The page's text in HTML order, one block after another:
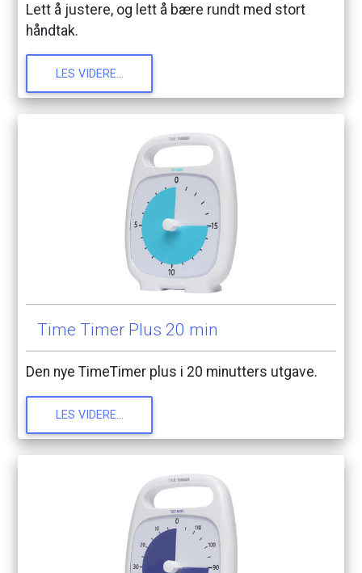
Lett å justere, og lett å bære rundt med stort
håndtak.
LES VIDERE...
Time Timer Plus 20 min
Den nye TimeTimer plus i 20 minutters utgave.
LES VIDERE...